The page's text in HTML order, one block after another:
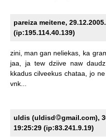
pareiza meitene,
(ip:195.114.40.139)
zini, man gan neliekas, ka
jaa,
ja tew dziive naw daudz
kkadus cilveekus chataa, jo ne
vnk...
uldis (uldisd
gmail.com),
19:25:29 (ip:83.241.9.19)